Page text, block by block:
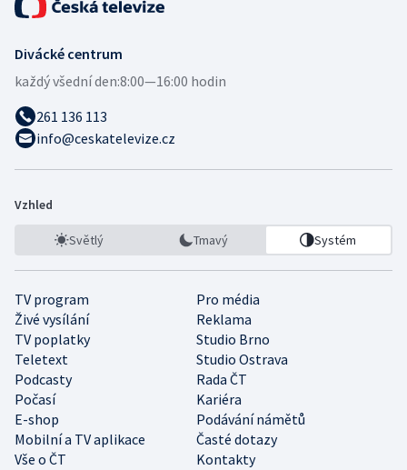
Divácké centrum
každý všední den:8:00—16:00 hodin
261 136 113
info@ceskatelevize.cz
Vzhled
Světlý Tmavý Systém
TV program
Pro média
Živé vysílání
Reklama
TV poplatky
Studio Brno
Teletext
Studio Ostrava
Podcasty
Rada ČT
Počasí
Kariéra
E-shop
Podávání námětů
Mobilní a TV aplikace
Časté dotazy
Vše o ČT
Kontakty